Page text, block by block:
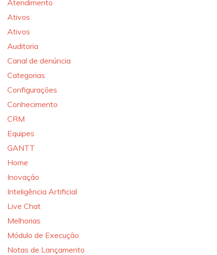
Atendimento
Ativos
Ativos
Auditoria
Canal de denúncia
Categorias
Configurações
Conhecimento
CRM
Equipes
GANTT
Home
Inovação
Inteligência Artificial
Live Chat
Melhorias
Módulo de Execução
Notas de Lançamento